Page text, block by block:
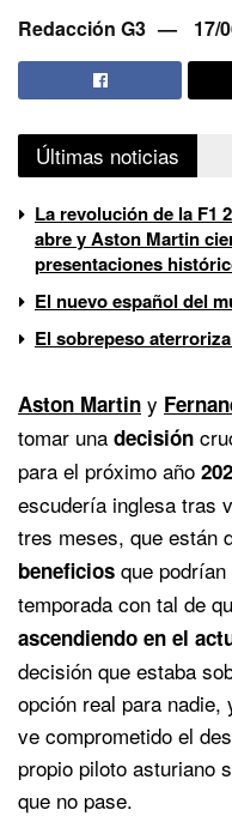
Redacción G3 17/
Últimas noticias
La revolución de la F1
abre y Aston Martin
presentaciones
El nuevo español del
El sobrepeso
Aston Martin y
tomar una decisión
para el próximo año
escudería inglesa tras
tres meses, que están
beneficios que
temporada con tal de
ascendiendo en el
decisión que estaba
opción real para nadie,
ve comprometido el
propio piloto asturiano
que no pase.